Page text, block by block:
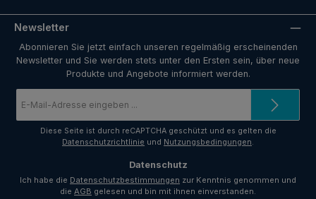
Newsletter
Abonnieren Sie jetzt einfach unseren regelmäßig erscheinenden
Newsletter und Sie werden stets unter den Ersten sein, über neue
Produkte und Angebote informiert werden.
Mail-
Diese Seite ist durch reCAPTCHA geschützt und es gelten die
Datenschutzrichtlinie und Nutzungsbedingungen.
Datenschutz
Ich habe die Datenschutzbestimmungen zur Kenntnis genommen und
die AGB gelesen und bin mit ihnen einverstanden.